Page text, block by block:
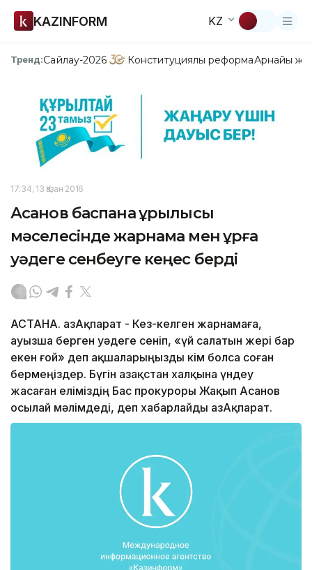
KAZINFORM KZ
Тренд:Сайлау-2026 Конституциялық реформаАрнайы
17:34, 13 Қазан 2016
Асанов баспана құрылысы
мәселесінде жарнама мен құрғақ
уәдеге сенбеуге кеңес берді
АСТАНА. ҚазАқпарат - Кез-келген жарнамаға,
ауызша берген уәдеге сеніп, «үй салатын жері бар
екен ғой» деп ақшаларыңызды кім болса соған
бермеңіздер. Бүгін Қазақстан халқына үндеу
жасаған еліміздің Бас прокуроры Жақып Асанов
осылай мәлімдеді, деп хабарлайды ҚазАқпарат.